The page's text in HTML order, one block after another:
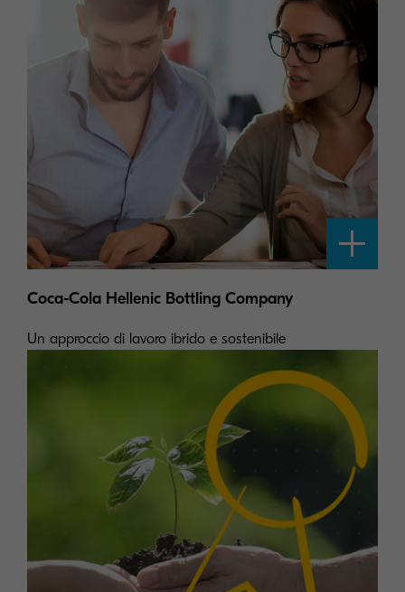
Coca-Cola Hellenic Bottling Company
Un approccio di lavoro ibrido e sostenibile